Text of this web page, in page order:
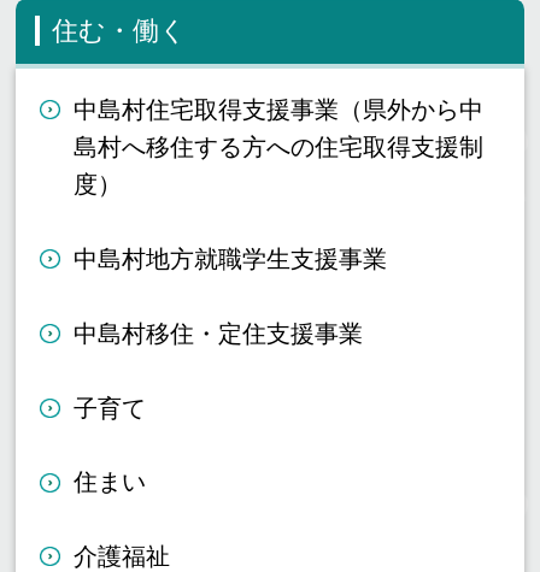
住む・働く
中島村住宅取得支援事業（県外から中
島村へ移住する方への住宅取得支援制
度）
中島村地方就職学生支援事業
中島村移住・定住支援事業
子育て
住まい
介護福祉